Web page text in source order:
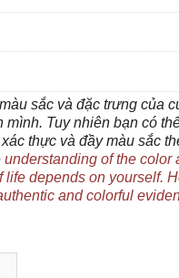
sắc và đặc trưng của
mình. Tuy nhiên bạn có
thực và đầy màu sắc
understanding of the color
life depends on yourself.
and colorful